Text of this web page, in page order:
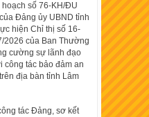
hoạch số 76-KH/ĐU
Đảng ủy UBND tỉnh
hiện Chỉ thị số 16-
2026 của Ban Thường
cường sự lãnh đạo
công tác bảo đảm an
địa bàn tỉnh Lâm
tác Đảng, sơ kết